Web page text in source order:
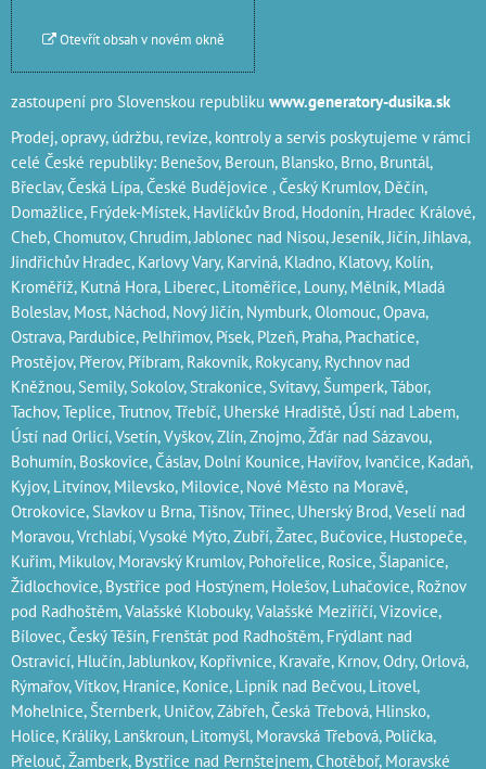
Otevřít obsah v novém okně
zastoupení pro Slovenskou republiku www.generatory-dusika.sk
Prodej, opravy, údržbu, revize, kontroly a servis poskytujeme v rámci
celé České republiky: Benešov, Beroun, Blansko, Brno, Bruntál,
Břeclav, Česká Lípa‎, České Budějovice‎ , Český Krumlov‎, Děčín‎,
Domažlice‎, Frýdek-Místek‎, Havlíčkův Brod‎, Hodonín, Hradec Králové‎,
Cheb‎, Chomutov‎, Chrudim‎, Jablonec nad Nisou‎, Jeseník‎, Jičín‎, Jihlava,
Jindřichův Hradec‎, Karlovy Vary‎, Karviná‎, Kladno‎, Klatovy‎, Kolín‎,
Kroměříž‎, Kutná Hora‎, Liberec‎, Litoměřice‎, Louny‎, Mělník‎, Mladá
Boleslav‎, Most‎, Náchod‎, Nový Jičín‎, Nymburk‎, Olomouc‎, Opava,
Ostrava‎, Pardubice‎, Pelhřimov‎, Písek‎‎, Plzeň‎‎‎, Praha‎, Prachatice‎,
Prostějov‎, Přerov‎, Příbram‎, Rakovník‎, Rokycany, Rychnov nad
Kněžnou, Semily‎, Sokolov‎, Strakonice, Svitavy, Šumperk, Tábor,
Tachov, Teplice, Trutnov‎, Třebíč, Uherské Hradiště, Ústí nad Labem‎,
Ústí nad Orlicí‎, Vsetín, Vyškov, Zlín, Znojmo, Žďár nad Sázavou,
Bohumín, Boskovice‎, Čáslav‎, Dolní Kounice‎, Havířov‎, Ivančice‎, Kadaň,
Kyjov, Litvínov‎, Milevsko‎, Milovice‎, Nové Město na Moravě‎,
Otrokovice‎‎, Slavkov u Brna‎, Tišnov‎, Třinec‎, Uherský Brod‎, Veselí nad
Moravou‎, Vrchlabí‎, Vysoké Mýto‎, Zubří‎, Žatec‎, Bučovice, Hustopeče,
Kuřim, Mikulov, Moravský Krumlov, Pohořelice, Rosice, Šlapanice,
Židlochovice, Bystřice pod Hostýnem, Holešov, Luhačovice, Rožnov
pod Radhoštěm, Valašské Klobouky, Valašské Meziříčí, Vizovice,
Bílovec, Český Těšín, Frenštát pod Radhoštěm, Frýdlant nad
Ostravicí, Hlučín, Jablunkov, Kopřivnice, Kravaře, Krnov, Odry, Orlová,
Rýmařov, Vítkov, Hranice, Konice, Lipník nad Bečvou, Litovel,
Mohelnice, Šternberk, Uničov, Zábřeh, Česká Třebová, Hlinsko,
Holice, Králíky, Lanškroun, Litomyšl, Moravská Třebová, Polička,
Přelouč, Žamberk, Bystřice nad Pernštejnem, Chotěboř, Moravské